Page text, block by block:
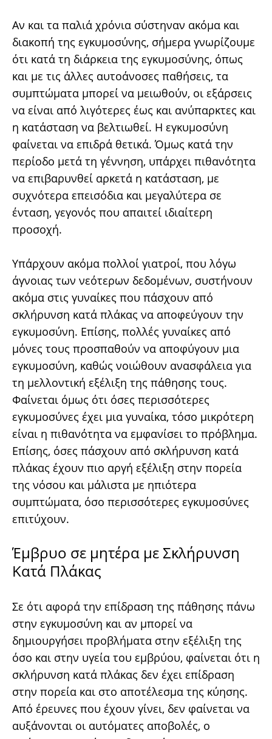
Αν και τα παλιά χρόνια σύστηναν ακόμα και
διακοπή της εγκυμοσύνης, σήμερα γνωρίζουμε
ότι κατά τη διάρκεια της εγκυμοσύνης, όπως
και με τις άλλες αυτοάνοσες παθήσεις, τα
συμπτώματα μπορεί να μειωθούν, οι εξάρσεις
να είναι από λιγότερες έως και ανύπαρκτες και
η κατάσταση να βελτιωθεί. Η εγκυμοσύνη
φαίνεται να επιδρά θετικά. Όμως κατά την
περίοδο μετά τη γέννηση, υπάρχει πιθανότητα
να επιβαρυνθεί αρκετά η κατάσταση, με
συχνότερα επεισόδια και μεγαλύτερα σε
ένταση, γεγονός που απαιτεί ιδιαίτερη
προσοχή.
Υπάρχουν ακόμα πολλοί γιατροί, που λόγω
άγνοιας των νεότερων δεδομένων, συστήνουν
ακόμα στις γυναίκες που πάσχουν από
σκλήρυνση κατά πλάκας να αποφεύγουν την
εγκυμοσύνη. Επίσης, πολλές γυναίκες από
μόνες τους προσπαθούν να αποφύγουν μια
εγκυμοσύνη, καθώς νοιώθουν ανασφάλεια για
τη μελλοντική εξέλιξη της πάθησης τους.
Φαίνεται όμως ότι όσες περισσότερες
εγκυμοσύνες έχει μια γυναίκα, τόσο μικρότερη
είναι η πιθανότητα να εμφανίσει το πρόβλημα.
Επίσης, όσες πάσχουν από σκλήρυνση κατά
πλάκας έχουν πιο αργή εξέλιξη στην πορεία
της νόσου και μάλιστα με ηπιότερα
συμπτώματα, όσο περισσότερες εγκυμοσύνες
επιτύχουν.
Έμβρυο σε μητέρα με Σκλήρυνση
Κατά Πλάκας
Σε ότι αφορά την επίδραση της πάθησης πάνω
στην εγκυμοσύνη και αν μπορεί να
δημιουργήσει προβλήματα στην εξέλιξη της
όσο και στην υγεία του εμβρύου, φαίνεται ότι η
σκλήρυνση κατά πλάκας δεν έχει επίδραση
στην πορεία και στο αποτέλεσμα της κύησης.
Από έρευνες που έχουν γίνει, δεν φαίνεται να
αυξάνονται οι αυτόματες αποβολές, ο